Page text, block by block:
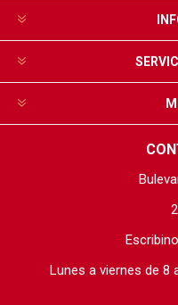
Lunes a viernes de 8